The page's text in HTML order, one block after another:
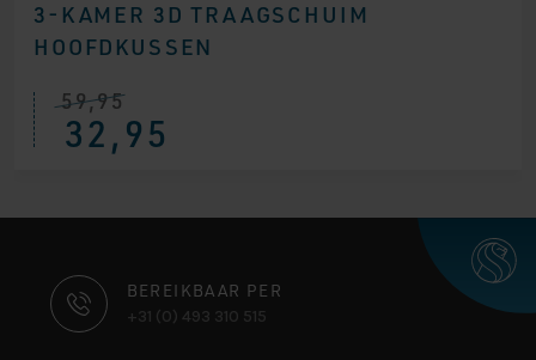
3-KAMER 3D TRAAGSCHUIM
HOOFDKUSSEN
59,95
Oorspronkelijke
prijs
was:
32,95
Huidige
prijs
is:
CONTACT
INFORMATIE
BEREIKBAAR PER
+31 (0) 493 310 515